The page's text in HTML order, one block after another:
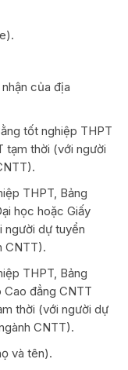
của địa
tốt nghiệp THPT
tạm thời (với người
THPT, Bảng
học hoặc Giấy
người dự tuyển
CNTT).
THPT, Bảng
đẳng CNTT
thời (với người dự
CNTT).
và tên).